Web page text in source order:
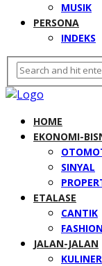
MUSIK
PERSONA
INDEKS
HOME
EKONOMI-
SINYAL
ETALASE
CANTIK
FASHION
JALAN-JALAN
KULINER